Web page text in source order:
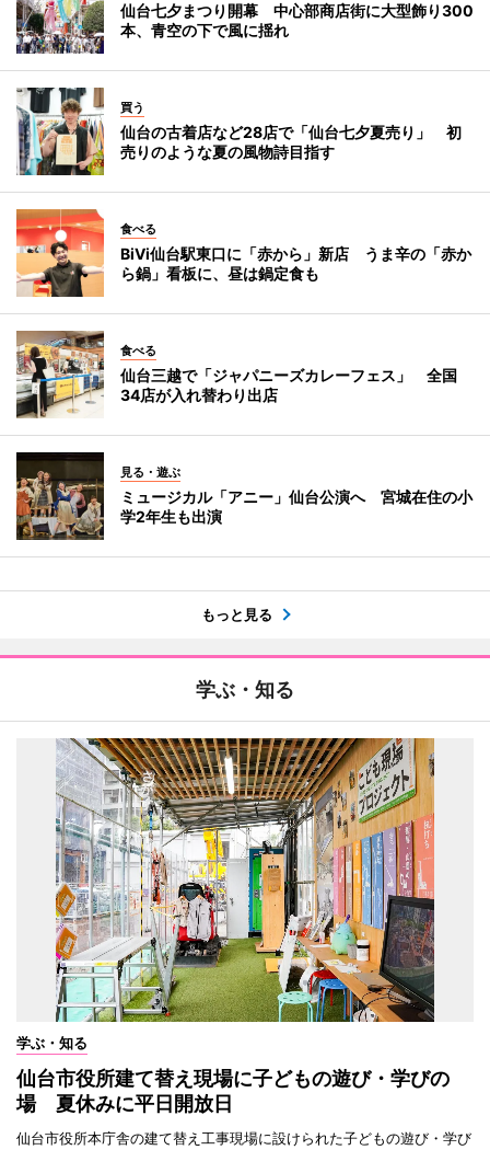
仙台七夕まつり開幕 中心部商店街に大型飾り300
本、青空の下で風に揺れ
買う
仙台の古着店など28店で「仙台七夕夏売り」 初
売りのような夏の風物詩目指す
食べる
BiVi仙台駅東口に「赤から」新店 うま辛の「赤か
ら鍋」看板に、昼は鍋定食も
食べる
仙台三越で「ジャパニーズカレーフェス」 全国
34店が入れ替わり出店
見る・遊ぶ
ミュージカル「アニー」仙台公演へ 宮城在住の小
学2年生も出演
もっと見る
学ぶ・知る
学ぶ・知る
仙台市役所建て替え現場に子どもの遊び・学びの
場 夏休みに平日開放日
仙台市役所本庁舎の建て替え工事現場に設けられた子どもの遊び・学び